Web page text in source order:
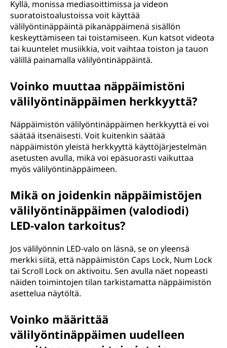
Kyllä, monissa mediasoittimissa ja videon
suoratoistoalustoissa voit käyttää
välilyöntinäppäintä pikanäppäimenä sisällön
keskeyttämiseen tai toistamiseen. Kun katsot videota
tai kuuntelet musiikkia, voit vaihtaa toiston ja tauon
välillä painamalla välilyöntinäppäintä.
Voinko muuttaa näppäimistöni
välilyöntinäppäimen herkkyyttä?
Näppäimistön välilyöntinäppäimen herkkyyttä ei voi
säätää itsenäisesti. Voit kuitenkin säätää
näppäimistön yleistä herkkyyttä käyttöjärjestelmän
asetusten avulla, mikä voi epäsuorasti vaikuttaa
myös välilyöntinäppäimeen.
Mikä on joidenkin näppäimistöjen
välilyöntinäppäimen (valodiodi)
LED-valon tarkoitus?
Jos välilyönnin LED-valo on läsnä, se on yleensä
merkki siitä, että näppäimistön Caps Lock, Num Lock
tai Scroll Lock on aktivoitu. Sen avulla näet nopeasti
näiden toimintojen tilan tarkistamatta näppäimistön
asettelua näytöltä.
Voinko määrittää
välilyöntinäppäimen uudelleen